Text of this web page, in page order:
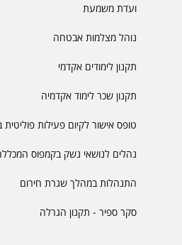
ועדת משמעת
נוהל מצלמות אבטחה
תקנון לימודים אקדמי
תקנון שכר לימוד אקדמיה
טופס אישור לקיום פעילות
נהלים לנושאי נשק בקמפוס
התנהלות במהלך שגרת חירום
סקר ספיר - תקנון הגרלה